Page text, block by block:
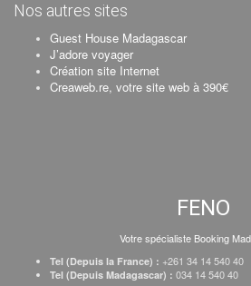
Nos autres sites
Guest House Madagascar
J’adore voyager
Création site Internet
Creaweb.re, votre site web à 390€
FENO
Votre spécialiste Booking
Tel (Depuis la France) : +261 34 14 540 40
Tel (Depuis Madagascar) : 034 14 540 40